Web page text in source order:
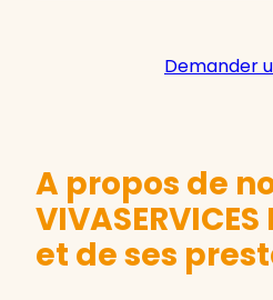
Demander
A propos de
et de ses